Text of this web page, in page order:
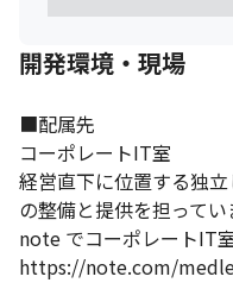
開発環境・現場
■配属先
コーポレートIT室
経営直下に位置する独
の整備と提供を担ってい
note でコーポレートIT
https://note.com/